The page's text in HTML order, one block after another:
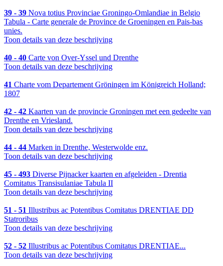
39 - 39 Nova totius Provinciae Groningo-Omlandiae in Belgio
Tabula - Carte generale de Province de Groeningen en Pais-bas
unies.
Toon details van deze beschrijving
40 - 40 Carte von Over-Yssel und Drenthe
Toon details van deze beschrijving
41 Charte vom Departement Gröningen im Königreich Holland;
1807
42 - 42 Kaarten van de provincie Groningen met een gedeelte van
Drenthe en Vriesland.
Toon details van deze beschrijving
44 - 44 Marken in Drenthe, Westerwolde enz.
Toon details van deze beschrijving
45 - 493 Diverse Pijnacker kaarten en afgeleiden - Drentia
Comitatus Transisulaniae Tabula II
Toon details van deze beschrijving
51 - 51 Illustribus ac Potentibus Comitatus DRENTIAE DD
Statroribus
Toon details van deze beschrijving
52 - 52 Illustribus ac Potentibus Comitatus DRENTIAE...
Toon details van deze beschrijving